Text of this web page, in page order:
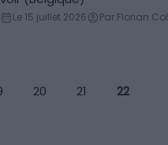
Le 15 juillet 2026 Par Florian
20 21 22